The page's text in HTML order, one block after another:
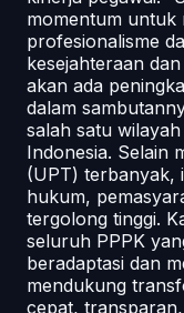
momentum untuk
profesionalisme
kesejahteraan
akan ada
dalam
salah satu
Indonesia. Selain
(UPT) terbanyak,
hukum,
tergolong tinggi.
seluruh PPPK
beradaptasi dan
mendukung
cepat,